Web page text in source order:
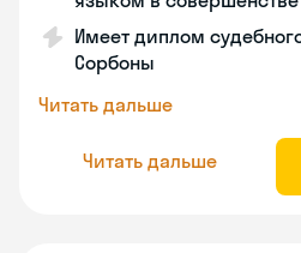
Имеет диплом
Сорбоны
Читать дальше
Читать дальше